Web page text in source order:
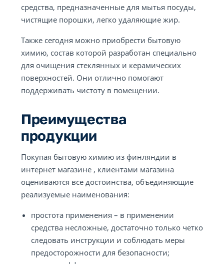
средства, предназначенные для мытья посуды,
чистящие порошки, легко удаляющие жир.
Также сегодня можно приобрести бытовую
химию, состав которой разработан специально
для очищения стеклянных и керамических
поверхностей. Они отлично помогают
поддерживать чистоту в помещении.
Преимущества
продукции
Покупая бытовую химию из финляндии в
интернет магазине , клиентами магазина
оцениваются все достоинства, объединяющие
реализуемые наименования:
простота применения – в применении
средства несложные, достаточно только четко
следовать инструкции и соблюдать меры
предосторожности для безопасности;